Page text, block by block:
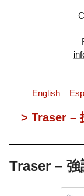
English
> Traser –
Traser – 強